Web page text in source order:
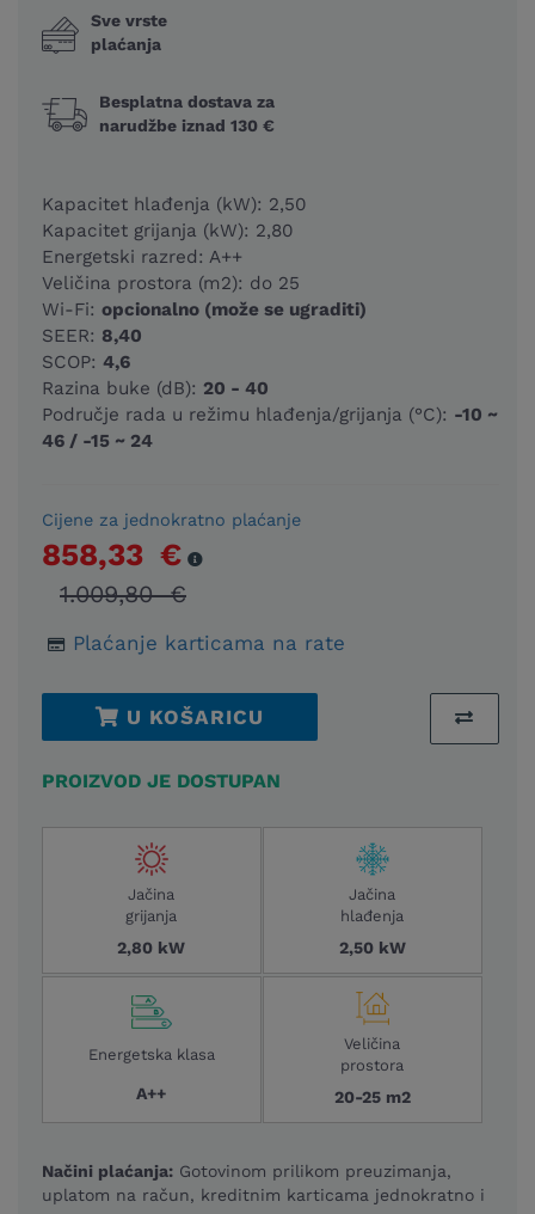
Sve vrste
plaćanja
Besplatna dostava za
narudžbe iznad 130 €
Kapacitet hlađenja (kW): 2,50
Kapacitet grijanja (kW): 2,80
Energetski razred: A++
Veličina prostora (m2): do 25
Wi-Fi: opcionalno (može se ugraditi)
SEER: 8,40
SCOP: 4,6
Razina buke (dB): 20 - 40
Područje rada u režimu hlađenja/grijanja (°C): -10 ~
46 / -15 ~ 24
Cijene za jednokratno plaćanje
858,33 €
1.009,80 €
Plaćanje karticama na rate
U KOŠARICU
PROIZVOD JE DOSTUPAN
Jačina
grijanja
2,80 kW
Jačina
hlađenja
2,50 kW
Energetska klasa
A++
Veličina
prostora
20-25 m2
Načini plaćanja: Gotovinom prilikom preuzimanja,
uplatom na račun, kreditnim karticama jednokratno i